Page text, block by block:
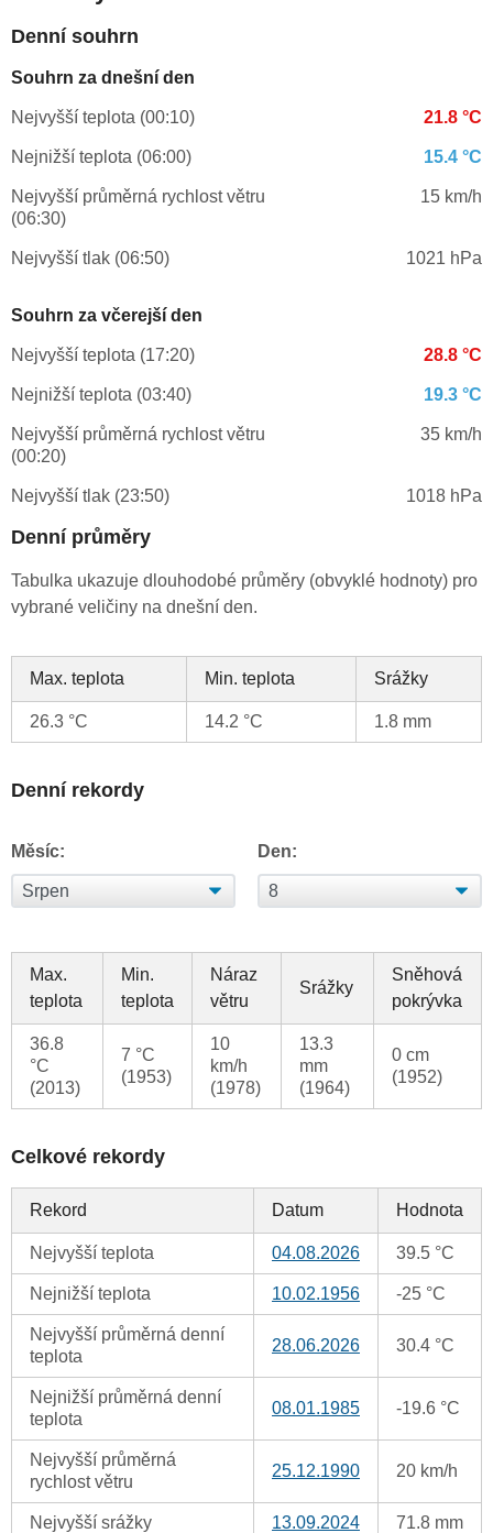
Denní souhrn
Souhrn za dnešní den
Nejvyšší teplota (00:10) 21.8 °C
Nejnižší teplota (06:00) 15.4 °C
Nejvyšší průměrná rychlost větru
(06:30)
15 km/h
Nejvyšší tlak (06:50) 1021 hPa
Souhrn za včerejší den
Nejvyšší teplota (17:20) 28.8 °C
Nejnižší teplota (03:40) 19.3 °C
Nejvyšší průměrná rychlost větru
(00:20)
35 km/h
Nejvyšší tlak (23:50) 1018 hPa
Denní průměry
Tabulka ukazuje dlouhodobé průměry (obvyklé hodnoty) pro
vybrané veličiny na dnešní den.
Max. teplota Min. teplota Srážky
26.3 °C 14.2 °C 1.8 mm
Denní rekordy
Měsíc: Den:
Max.
teplota
Min.
teplota
Náraz
větru
Srážky
Sněhová
pokrývka
36.8
°C
(2013)
7 °C
(1953)
10
km/h
(1978)
13.3
mm
(1964)
0 cm
(1952)
Celkové rekordy
Rekord Datum Hodnota
Nejvyšší teplota 04.08.2026 39.5 °C
Nejnižší teplota 10.02.1956 -25 °C
Nejvyšší průměrná denní
teplota
28.06.2026 30.4 °C
Nejnižší průměrná denní
teplota
08.01.1985 -19.6 °C
Nejvyšší průměrná
rychlost větru
25.12.1990 20 km/h
Nejvyšší srážky 13.09.2024 71.8 mm